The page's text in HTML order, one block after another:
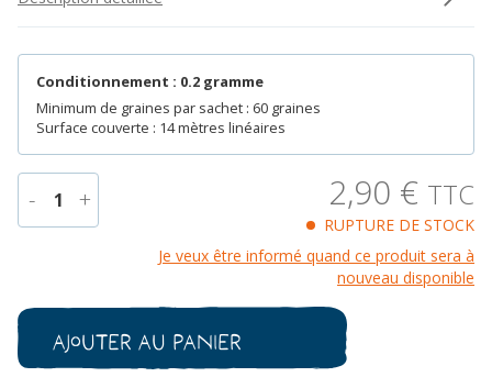
Conditionnement : 0.2 gramme
Minimum de graines par sachet : 60 graines
Surface couverte : 14 mètres linéaires
- 1 +
Belle
de
Coeur
Bio
2,90 € TTC
RUPTURE DE STOCK
Je veux être informé quand ce produit sera à
nouveau disponible
Ajouter au panier